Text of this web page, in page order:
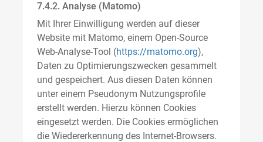
7.4.2. Analyse (Matomo)
Mit Ihrer Einwilligung werden auf dieser
Website mit Matomo, einem Open-Source
Web-Analyse-Tool (https://matomo.org),
Daten zu Optimierungszwecken gesammelt
und gespeichert. Aus diesen Daten können
unter einem Pseudonym Nutzungsprofile
erstellt werden. Hierzu können Cookies
eingesetzt werden. Die Cookies ermöglichen
die Wiedererkennung des Internet-Browsers.